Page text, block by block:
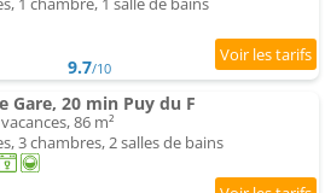
9.7/10
Gare, 20 min Puy du F
86 m²
3 chambres, 2 salles de bains